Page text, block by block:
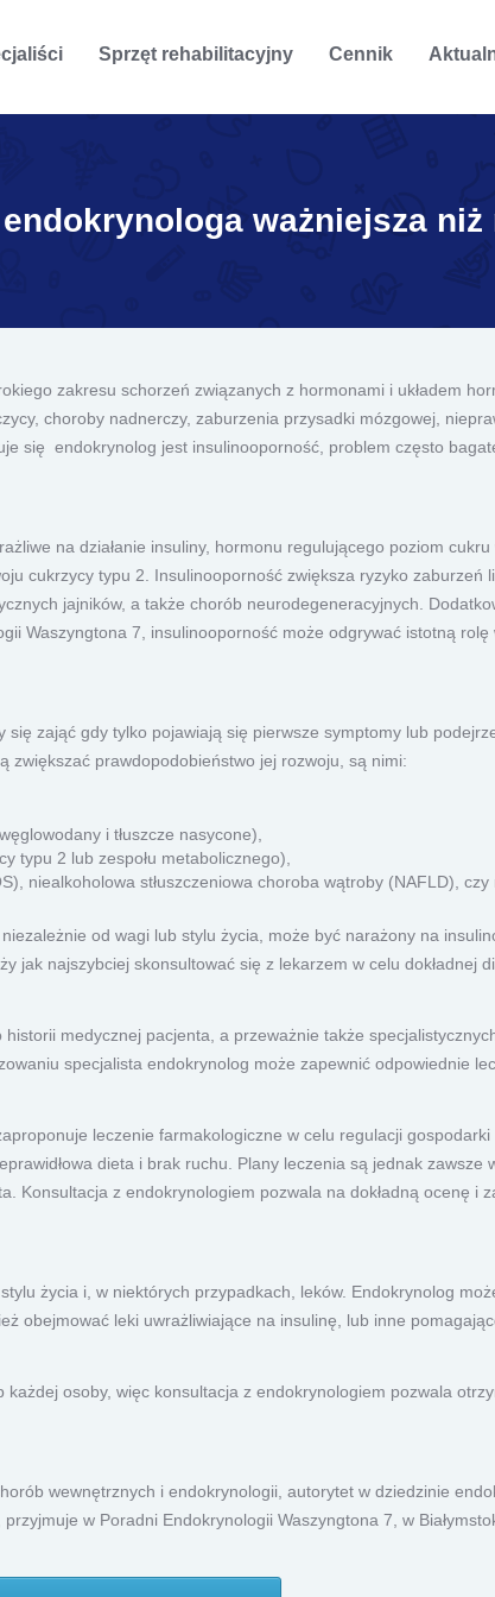
Sprzęt rehabilitacyjny Cennik
ważniejsza niż
zakresu schorzeń związanych z hormonami i układem
choroby nadnerczy, zaburzenia przysadki mózgowej,
się endokrynolog jest insulinooporność, problem często
na działanie insuliny, hormonu regulującego poziom
cukrzycy typu 2. Insulinooporność zwiększa ryzyko zaburzeń
jajników, a także chorób neurodegeneracyjnych.
Waszyngtona 7, insulinooporność może odgrywać istotną
zająć gdy tylko pojawiają się pierwsze symptomy lub
zwiększać prawdopodobieństwo jej rozwoju, są nimi:
i tłuszcze nasycone),
typu 2 lub zespołu metabolicznego),
niealkoholowa stłuszczeniowa choroba wątroby (NAFLD),
od wagi lub stylu życia, może być narażony na
najszybciej skonsultować się z lekarzem w celu dokładnej
medycznej pacjenta, a przeważnie także
specjalista endokrynolog może zapewnić odpowiednie
leczenie farmakologiczne w celu regulacji
dieta i brak ruchu. Plany leczenia są jednak
Konsultacja z endokrynologiem pozwala na dokładną ocenę i
życia i, w niektórych przypadkach, leków. Endokrynolog
obejmować leki uwrażliwiające na insulinę, lub inne
osoby, więc konsultacja z endokrynologiem pozwala
wewnętrznych i endokrynologii, autorytet w dziedzinie
w Poradni Endokrynologii Waszyngtona 7, w